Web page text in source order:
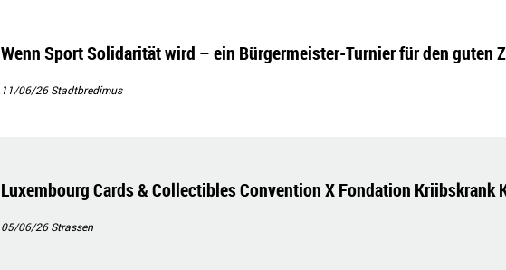
Wenn Sport Solidarität wird – ein Bürgermeister-Turnier für den guten
11/06/26Stadtbredimus
Luxembourg Cards & Collectibles Convention X Fondation Kriibskrank
05/06/26Strassen